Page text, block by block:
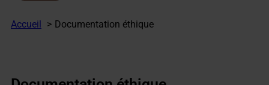
Accueil Documentation éthique